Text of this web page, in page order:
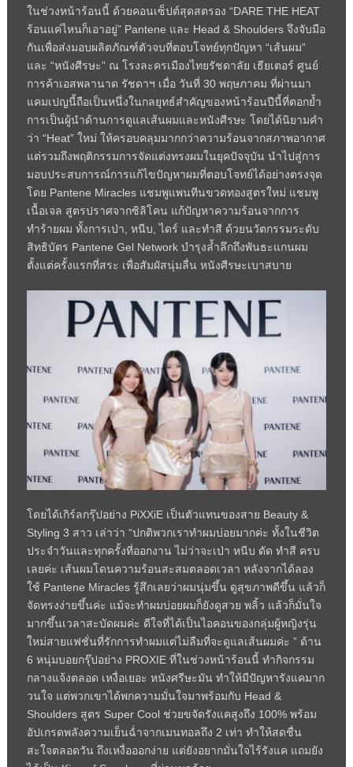
ในช่วงหน้าร้อนนี้ ด้วยคอนเซ็ปต์สุดสตรอง “DARE THE HEAT
ร้อนแค่ไหนก็เอาอยู่” Pantene และ Head & Shoulders จึงจับมือ
กันเพื่อส่งมอบผลิตภัณฑ์ตัวจบที่ตอบโจทย์ทุกปัญหา “เส้นผม”
และ “หนังศีรษะ” ณ โรงละครเมืองไทยรัชดาลัย เธียเตอร์ ศูนย์
การค้าเอสพลานาด รัชดาฯ เมื่อ วันที่ 30 พฤษภาคม ที่ผ่านมา
แคมเปญนี้ถือเป็นหนึ่งในกลยุทธ์สำคัญของหน้าร้อนปีนี้ที่ตอกย้ำ
การเป็นผู้นำด้านการดูแลเส้นผมและหนังศีรษะ โดยได้นิยามคำ
ว่า “Heat” ใหม่ ให้ครอบคลุมมากกว่าความร้อนจากสภาพอากาศ
แต่รวมถึงพฤติกรรมการจัดแต่งทรงผมในยุคปัจจุบัน นำไปสู่การ
มอบประสบการณ์การแก้ไขปัญหาผมที่ตอบโจทย์ได้อย่างตรงจุด
โดย Pantene Miracles แชมพูแพนทีนขวดทองสูตรใหม่ แชมพู
เนื้อเจล สูตรปราศจากซิลิโคน แก้ปัญหาความร้อนจากการ
ทำร้ายผม ทั้งการเป่า, หนีบ, ไดร์ และทำสี ด้วยนวัตกรรมระดับ
สิทธิบัตร Pantene Gel Network บำรุงล้ำลึกถึงพันธะแกนผม
ตั้งแต่ครั้งแรกที่สระ เพื่อสัมผัสนุ่มลื่น หนังศีรษะเบาสบาย
โดยได้เกิร์ลกรุ๊ปอย่าง PiXXiE เป็นตัวแทนของสาย Beauty &
Styling 3 สาว เล่าว่า “ปกติพวกเราทำผมบ่อยมากค่ะ ทั้งในชีวิต
ประจำวันและทุกครั้งที่ออกงาน ไม่ว่าจะเป่า หนีบ ดัด ทำสี ครบ
เลยค่ะ เส้นผมโดนความร้อนสะสมตลอดเวลา หลังจากได้ลอง
ใช้ Pantene Miracles รู้สึกเลยว่าผมนุ่มขึ้น ดูสุขภาพดีขึ้น แล้วก็
จัดทรงง่ายขึ้นค่ะ แม้จะทำผมบ่อยผมก็ยังดูสวย พลิ้ว แล้วก็มั่นใจ
มากขึ้นเวลาสะบัดผมค่ะ ดีใจที่ได้เป็นไอคอนของกลุ่มผู้หญิงรุ่น
ใหม่สายแฟชั่นที่รักการทำผมแต่ไม่ลืมที่จะดูแลเส้นผมค่ะ ” ด้าน
6 หนุ่มบอยกรุ๊ปอย่าง PROXIE ที่ในช่วงหน้าร้อนนี้ ทำกิจกรรม
กลางแจ้งตลอด เหงื่อเยอะ หนังศรีษะมัน ทำให้มีปัญหารังแคมาก
วนใจ แต่พวกเขาได้พกความมั่นใจมาพร้อมกับ Head &
Shoulders สูตร Super Cool ช่วยขจัดรังแคสูงถึง 100% พร้อม
อัปเกรดพลังความเย็นฉ่ำจากเมนทอลถึง 2 เท่า ทำให้สดชื่น
สะใจตลอดวัน ถึงเหงื่อออกง่าย แต่ยังอยากมั่นใจไร้รังแค แถมยัง